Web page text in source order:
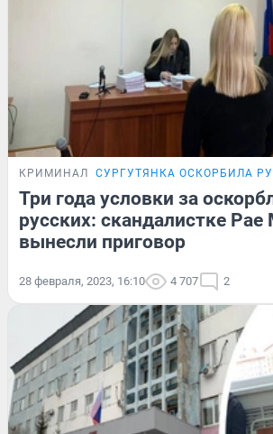
КРИМИНАЛ СУРГУТЯНКА ОСКОРБИЛА
Три года условки за
русских: скандалистке
вынесли приговор
28 февраля, 2023, 16:10 4 707 2